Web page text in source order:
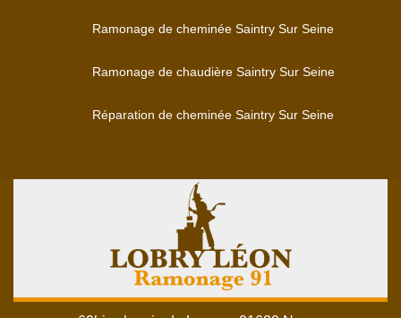
Ramonage de cheminée Saintry Sur Seine
Ramonage de chaudière Saintry Sur Seine
Réparation de cheminée Saintry Sur Seine